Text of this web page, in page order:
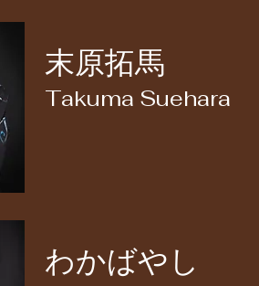
末原拓馬
Takuma Suehara
わかばやし